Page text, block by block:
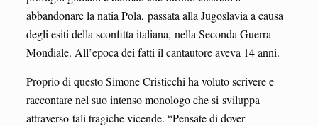
abbandonare la natia Pola, passata alla Jugoslavia a causa
degli esiti della sconfitta italiana, nella Seconda Guerra
Mondiale. All’epoca dei fatti il cantautore aveva 14 anni.
Proprio di questo Simone Cristicchi ha voluto scrivere e
raccontare nel suo intenso monologo che si sviluppa
attraverso tali tragiche vicende. “Pensate di dover